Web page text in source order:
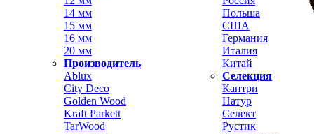
14 мм
15 мм
16 мм
20 мм
Производитель
Ablux
City Deco
Golden Wood
Kraft Parkett
TarWood
Польша
США
Германия
Италия
Китай
Селекция
Кантри
Натур
Селект
Рустик